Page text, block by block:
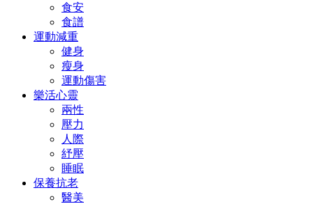
食安
食譜
運動減重
健身
瘦身
運動傷害
樂活心靈
兩性
壓力
人際
紓壓
睡眠
保養抗老
醫美